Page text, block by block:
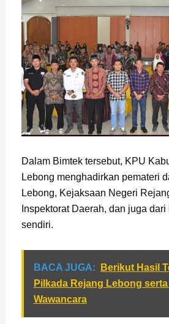
Dalam Bimtek tersebut, KPU
Lebong menghadirkan pemateri
Lebong, Kejaksaan Negeri
Inspektorat Daerah, dan juga
sendiri.
BACA JUGA:
Berikut Hasil
Pilkada Rejang Lebong
Wawancara